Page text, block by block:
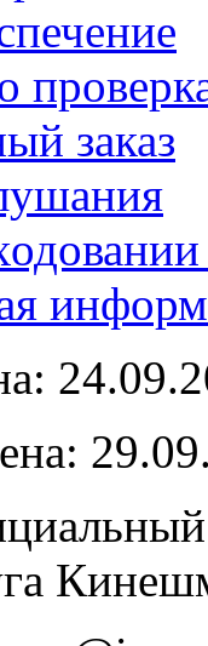
заказ